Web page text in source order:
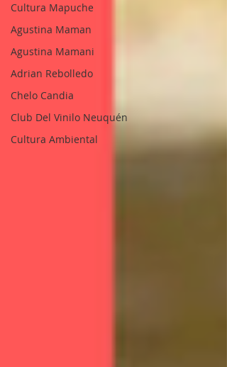
Cultura Mapuche
Agustina Maman
Agustina Mamani
Adrian Rebolledo
Chelo Candia
Club Del Vinilo Neuquén
Cultura Ambiental